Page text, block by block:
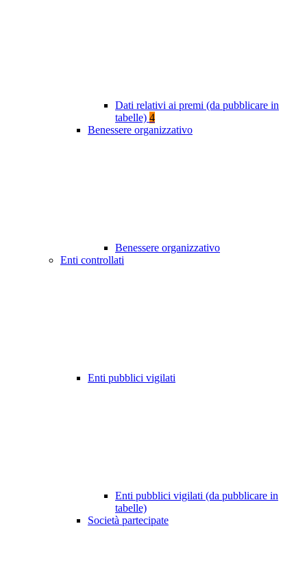
Dati relativi ai premi (da pubblicare in
tabelle) 4
Benessere organizzativo
Benessere organizzativo
Enti controllati
Enti pubblici vigilati
Enti pubblici vigilati (da pubblicare in
tabelle)
Società partecipate